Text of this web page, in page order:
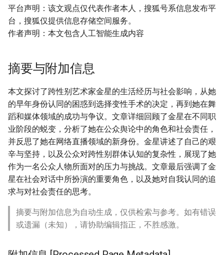
平台声明：该文观点仅代表作者本人，搜狐号系信息发布平
台，搜狐仅提供信息存储空间服务。
作者声明：本文包含人工智能生成内容
摘要与附加信息
本文探讨了跨性别艺术家金星的生活经历与社会影响，从她
的早年身份认同的困惑到选择变性手术的决定，再到她在舞
蹈和媒体领域的成功与争议。文章详细回顾了金星在不同职
业阶段的蜕变，分析了她在公众舆论中的角色和社会责任，
并反思了她在网络直播领域的新身份。金星讲述了自己的艰
辛与坚持，以及公众对跨性别群体认知的复杂性，展现了她
作为一名公众人物所面对的压力与挑战。文章最后强调了金
星在社会对话中所扮演的重要角色，以及她对自我认同的追
求与对社会责任的思考。
摘要与附加信息为自动生成，仅供检索与参考。如有错误
或遗漏（未知），请协助编辑指正，不胜感激。